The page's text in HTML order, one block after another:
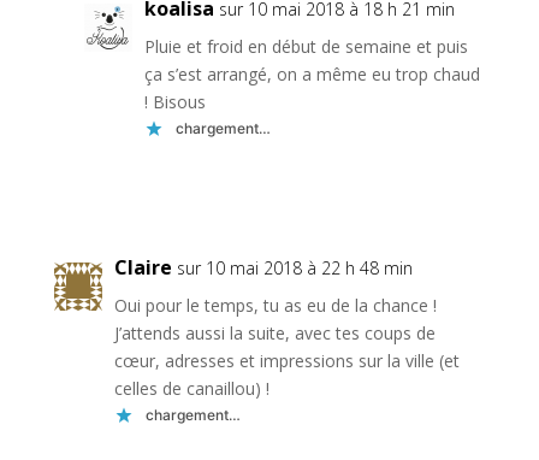
koalisa sur 10 mai 2018 à 18 h 21 min
Pluie et froid en début de semaine et puis
ça s’est arrangé, on a même eu trop chaud
! Bisous
chargement…
Claire sur 10 mai 2018 à 22 h 48 min
Oui pour le temps, tu as eu de la chance !
J’attends aussi la suite, avec tes coups de
cœur, adresses et impressions sur la ville (et
celles de canaillou) !
chargement…